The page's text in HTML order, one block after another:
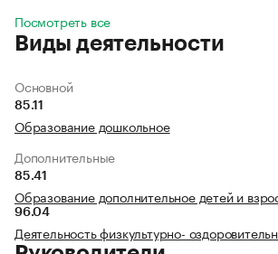
Посмотреть все
Виды деятельности
Основной
85.11
Образование дошкольное
Дополнительные
85.41
Образование дополнительное детей и
96.04
Деятельность физкультурно-